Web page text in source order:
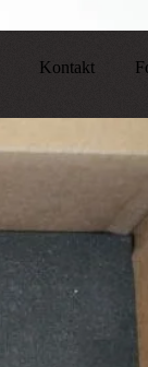
Kontakt